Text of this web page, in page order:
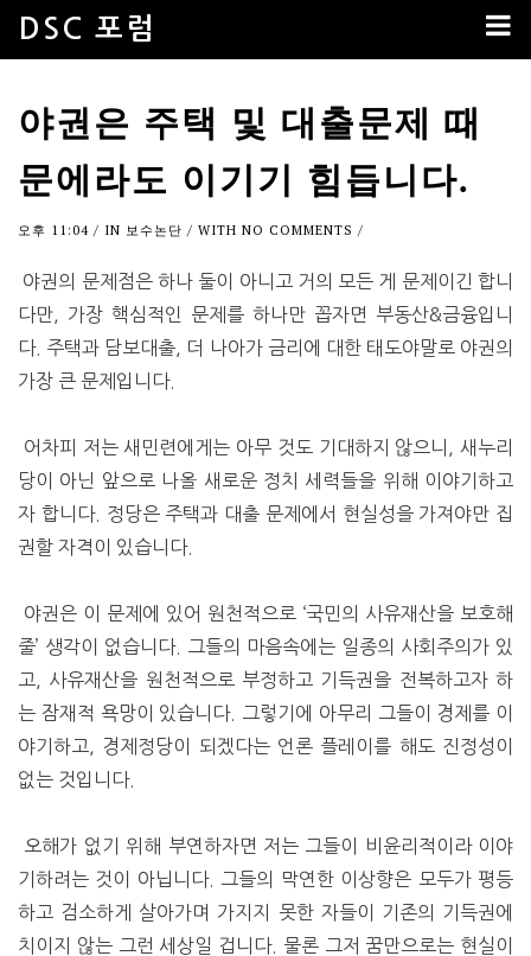
DSC 포럼
야권은 주택 및 대출문제 때
문에라도 이기기 힘듭니다.
오후 11:04 / IN 보수논단 / WITH NO COMMENTS /
야권의 문제점은 하나 둘이 아니고 거의 모든 게 문제이긴 합니
다만, 가장 핵심적인 문제를 하나만 꼽자면 부동산&금융입니
다. 주택과 담보대출, 더 나아가 금리에 대한 태도야말로 야권의
가장 큰 문제입니다.
어차피 저는 새민련에게는 아무 것도 기대하지 않으니, 새누리
당이 아닌 앞으로 나올 새로운 정치 세력들을 위해 이야기하고
자 합니다. 정당은 주택과 대출 문제에서 현실성을 가져야만 집
권할 자격이 있습니다.
야권은 이 문제에 있어 원천적으로 ‘국민의 사유재산을 보호해
줄’ 생각이 없습니다. 그들의 마음속에는 일종의 사회주의가 있
고, 사유재산을 원천적으로 부정하고 기득권을 전복하고자 하
는 잠재적 욕망이 있습니다. 그렇기에 아무리 그들이 경제를 이
야기하고, 경제정당이 되겠다는 언론 플레이를 해도 진정성이
없는 것입니다.
오해가 없기 위해 부연하자면 저는 그들이 비윤리적이라 이야
기하려는 것이 아닙니다. 그들의 막연한 이상향은 모두가 평등
하고 검소하게 살아가며 가지지 못한 자들이 기존의 기득권에
치이지 않는 그런 세상일 겁니다. 물론 그저 꿈만으로는 현실이